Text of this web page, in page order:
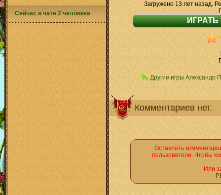
Загружено 13 лет назад.
Другие игры Александр
Комментариев нет.
Оставлять
пользователи. Чтобы
Или
Сейчас в чате 2 человека